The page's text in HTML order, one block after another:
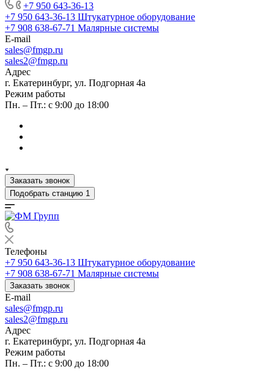
+7 950 643-36-13
+7 950 643-36-13 Штукатурное оборудование
+7 908 638-67-71 Малярные системы
E-mail
sales@fmgp.ru
sales2@fmgp.ru
Адрес
г. Екатеринбург, ул. Подгорная 4а
Режим работы
Пн. – Пт.: с 9:00 до 18:00
Заказать звонок
Подобрать станцию 1
Телефоны
+7 950 643-36-13 Штукатурное оборудование
+7 908 638-67-71 Малярные системы
Заказать звонок
E-mail
sales@fmgp.ru
sales2@fmgp.ru
Адрес
г. Екатеринбург, ул. Подгорная 4а
Режим работы
Пн. – Пт.: с 9:00 до 18:00